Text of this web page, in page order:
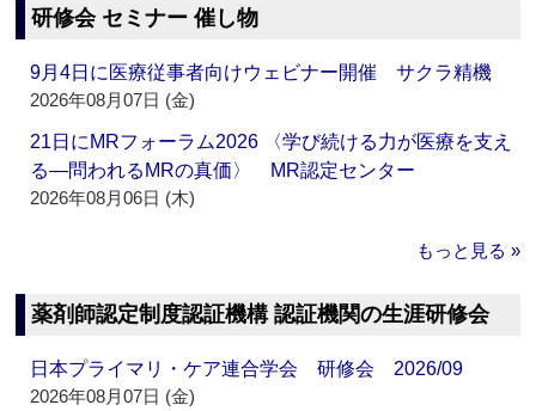
研修会 セミナー 催し物
9月4日に医療従事者向けウェビナー開催 サクラ精機
2026年08月07日 (金)
21日にMRフォーラム2026 〈学び続ける力が医療を支え
る―問われるMRの真価〉 MR認定センター
2026年08月06日 (木)
もっと見る »
薬剤師認定制度認証機構 認証機関の生涯研修会
日本プライマリ・ケア連合学会 研修会 2026/09
2026年08月07日 (金)